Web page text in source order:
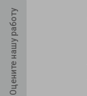
Оцените нашу работу